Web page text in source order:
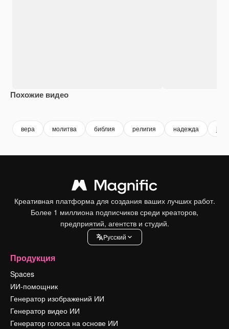
Похожие видео
вера молитва библия религия надежда
Креативная платформа для создания ваших лучших работ.
Более 1 миллиона подписчиков среди креаторов,
предприятий, агентств и студий.
Pусский
Продукция
Spaces
ИИ-помощник
Генератор изображений ИИ
Генератор видео ИИ
Генератор голоса на основе ИИ